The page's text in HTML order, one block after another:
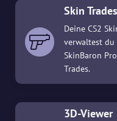
Skin Trades
Deine CS2
verwaltest
SkinBaron
Trades.
3D-Viewer